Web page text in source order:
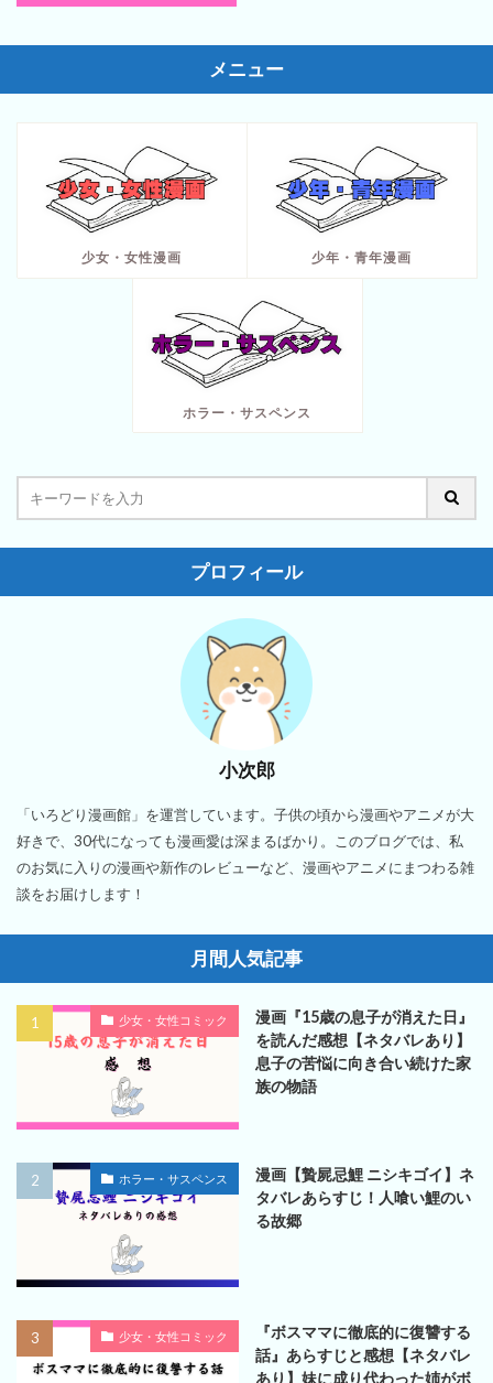
メニュー
少女・女性漫画 少年・青年漫画
ホラー・サスペンス
プロフィール
小次郎
「いろどり漫画館」を運営しています。子供の頃から漫画やアニメが大
好きで、30代になっても漫画愛は深まるばかり。このブログでは、私
のお気に入りの漫画や新作のレビューなど、漫画やアニメにまつわる雑
談をお届けします！
月間人気記事
少女・女性コミック
漫画『15歳の息子が消えた日』
を読んだ感想【ネタバレあり】
息子の苦悩に向き合い続けた家
族の物語
ホラー・サスペンス
漫画【贄屍忌鯉 ニシキゴイ】ネ
タバレあらすじ！人喰い鯉のい
る故郷
少女・女性コミック
『ボスママに徹底的に復讐する
話』あらすじと感想【ネタバレ
あり】妹に成り代わった姉がボ